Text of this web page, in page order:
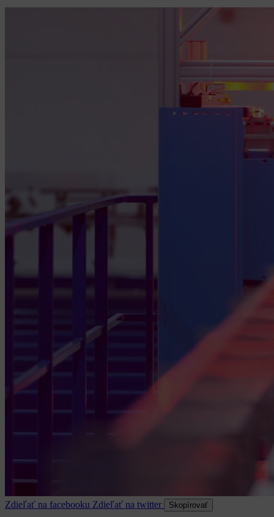
Zdieľať na facebooku Zdieľať na twitter Skopírovať